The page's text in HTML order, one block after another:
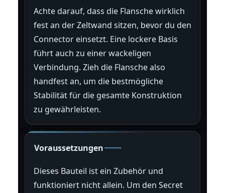
Achte darauf, dass die Flansche wirklich
fest an der Zeltwand sitzen, bevor du den
Connector einsetzt. Eine lockere Basis
führt auch zu einer wackeligen
Verbindung. Zieh die Flansche also
handfest an, um die bestmögliche
Stabilität für die gesamte Konstruktion
zu gewährleisten.
Voraussetzungen
Dieses Bauteil ist ein Zubehör und
funktioniert nicht allein. Um den Secret